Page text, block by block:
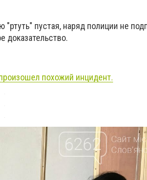
пустая, наряд полиции не
доказательство.
похожий инцидент.